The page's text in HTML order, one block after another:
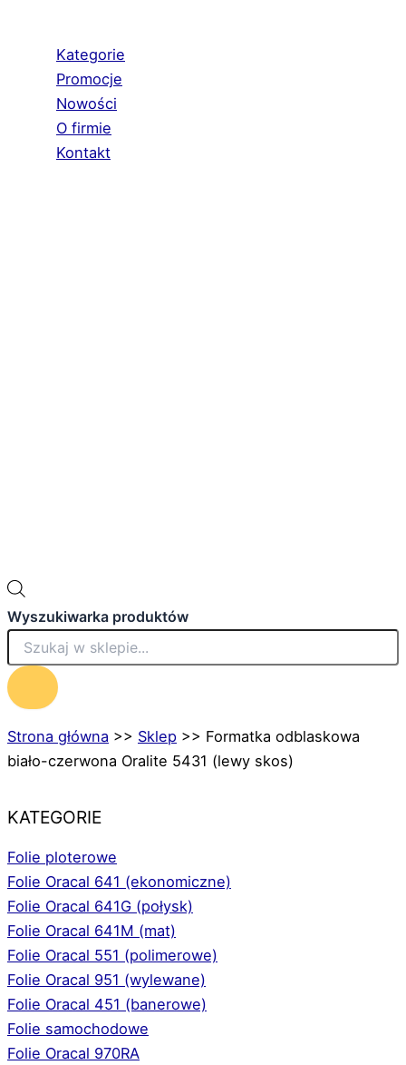
Kategorie
Promocje
Nowości
O firmie
Kontakt
Wyszukiwarka produktów
Strona główna >> Sklep >> Formatka odblaskowa
biało-czerwona Oralite 5431 (lewy skos)
KATEGORIE
Folie ploterowe
Folie Oracal 641 (ekonomiczne)
Folie Oracal 641G (połysk)
Folie Oracal 641M (mat)
Folie Oracal 551 (polimerowe)
Folie Oracal 951 (wylewane)
Folie Oracal 451 (banerowe)
Folie samochodowe
Folie Oracal 970RA